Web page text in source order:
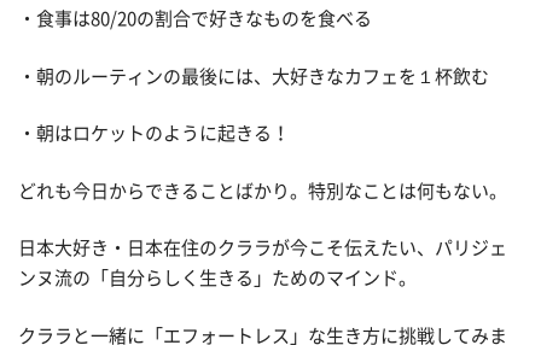
・食事は80/20の割合で好きなものを食べる
・朝のルーティンの最後には、大好きなカフェを１杯飲む
・朝はロケットのように起きる！
どれも今日からできることばかり。特別なことは何もない。
日本大好き・日本在住のクララが今こそ伝えたい、パリジェ
ンヌ流の「自分らしく生きる」ためのマインド。
クララと一緒に「エフォートレス」な生き方に挑戦してみま